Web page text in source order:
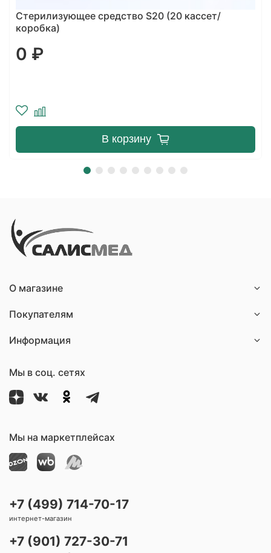
Стерилизующее средство S20 (20 кассет/
коробка)
0 ₽
В корзину
О магазине
Покупателям
Информация
Мы в соц. сетях
Мы на маркетплейсах
+7 (499) 714-70-17
интернет-магазин
+7 (901) 727-30-71